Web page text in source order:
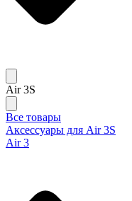
Air 3S
Все товары
Аксессуары для Air 3S
Air 3